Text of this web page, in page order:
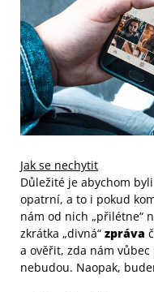
Jak se nechytit
Důležité je abychom
opatrní, a to i pokud
nám od nich „přilétne“
zkrátka „divná“ zpráva
a ověřit, zda nám
nebudou. Naopak,